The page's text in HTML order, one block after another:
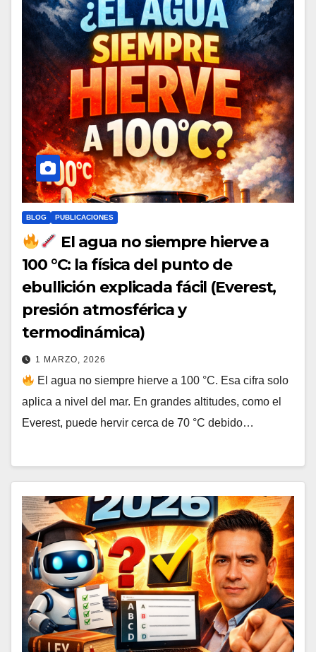
BLOG PUBLICACIONES
El agua no siempre hierve a
100 °C: la física del punto de
ebullición explicada fácil (Everest,
presión atmosférica y
termodinámica)
1 MARZO, 2026
El agua no siempre hierve a 100 °C. Esa cifra solo
aplica a nivel del mar. En grandes altitudes, como el
Everest, puede hervir cerca de 70 °C debido…